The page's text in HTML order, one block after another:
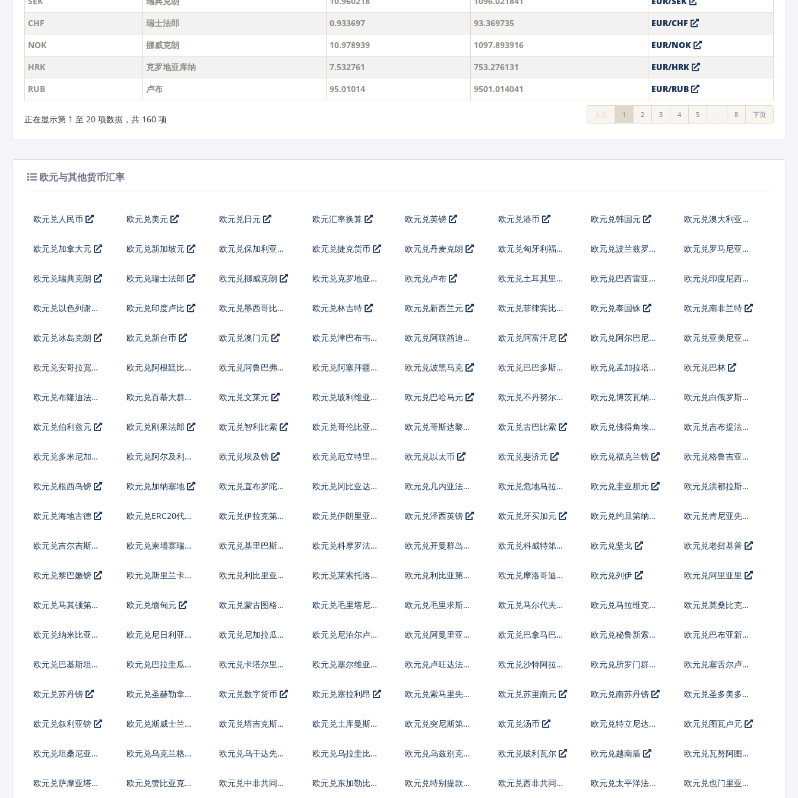
CHF
瑞士法郎 0.933697 93.369735
EUR/CHF
NOK
挪威克朗 10.978939 1097.893916
EUR/NOK
HRK
克罗地亚库纳 7.532761 753.276131
EUR/HRK
RUB
卢布 95.01014 9501.014041 EUR/RUB
正在显示第 1 至 20 项数据，共 160 项 上页 1 2 3 4 5 … 8 下页
欧元与其他货币汇率
欧元兑人民币 欧元兑美元 欧元兑日元 欧元汇率换算 欧元兑英镑 欧元兑港币 欧元兑韩国元 欧元兑澳大利亚元
欧元兑加拿大元 欧元兑新加坡元
欧元兑保加利亚列
欧元兑捷克货币 欧元兑丹麦克朗 欧元兑匈牙利福林 欧元兑波兰兹罗提
欧元兑罗马尼亚新
欧元兑瑞典克朗 欧元兑瑞士法郎 欧元兑挪威克朗
欧元兑克罗地亚库
欧元兑卢布 欧元兑土耳其里拉 欧元兑巴西雷亚尔
欧元兑印度尼西亚
欧元兑以色列谢克
欧元兑印度卢比 欧元兑墨西哥比索 欧元兑林吉特 欧元兑新西兰元 欧元兑菲律宾比索 欧元兑泰国铢 欧元兑南非兰特
欧元兑冰岛克朗 欧元兑新台币 欧元兑澳门元 欧元兑津巴布韦币
欧元兑阿联酋迪拉
欧元兑阿富汗尼
欧元兑阿尔巴尼亚
欧元兑亚美尼亚德
欧元兑安哥拉宽扎 欧元兑阿根廷比索
欧元兑阿鲁巴弗罗
欧元兑阿塞拜疆马
欧元兑波黑马克 欧元兑巴巴多斯元 欧元兑孟加拉塔卡 欧元兑巴林
欧元兑布隆迪法郎
欧元兑百慕大群岛
欧元兑文莱元 欧元兑玻利维亚诺 欧元兑巴哈马元
欧元兑不丹努尔特
欧元兑博茨瓦纳普
欧元兑白俄罗斯卢
欧元兑伯利兹元 欧元兑刚果法郎 欧元兑智利比索
欧元兑哥伦比亚比
欧元兑哥斯达黎加
欧元兑古巴比索
欧元兑佛得角埃斯
欧元兑吉布提法郎
欧元兑多米尼加比
欧元兑阿尔及利亚 欧元兑埃及镑
欧元兑厄立特里亚
欧元兑以太币 欧元兑斐济元 欧元兑福克兰镑
欧元兑格鲁吉亚拉
欧元兑根西岛镑 欧元兑加纳塞地 欧元兑直布罗陀镑
欧元兑冈比亚达拉
欧元兑几内亚法郎
欧元兑危地马拉格
欧元兑圭亚那元
欧元兑洪都拉斯伦
欧元兑海地古德 欧元兑ERC20代币
欧元兑伊拉克第纳
欧元兑伊朗里亚尔 欧元兑泽西英镑 欧元兑牙买加元 欧元兑约旦第纳尔 欧元兑肯尼亚先令
欧元兑吉尔吉斯斯
欧元兑柬埔寨瑞尔 欧元兑基里巴斯元 欧元兑科摩罗法郎 欧元兑开曼群岛元
欧元兑科威特第纳
欧元兑坚戈 欧元兑老挝基普
欧元兑黎巴嫩镑
欧元兑斯里兰卡卢
欧元兑利比里亚元 欧元兑莱索托洛蒂
欧元兑利比亚第纳
欧元兑摩洛哥迪拉
欧元兑列伊 欧元兑阿里亚里
欧元兑马其顿第纳
欧元兑缅甸元
欧元兑蒙古图格里
欧元兑毛里塔尼亚
欧元兑毛里求斯卢
欧元兑马尔代夫拉
欧元兑马拉维克瓦
欧元兑莫桑比克梅
欧元兑纳米比亚元
欧元兑尼日利亚奈
欧元兑尼加拉瓜科
欧元兑尼泊尔卢比 欧元兑阿曼里亚尔
欧元兑巴拿马巴波
欧元兑秘鲁新索尔
欧元兑巴布亚新几
欧元兑巴基斯坦卢
欧元兑巴拉圭瓜拉
欧元兑卡塔尔里亚
欧元兑塞尔维亚第
欧元兑卢旺达法郎 欧元兑沙特阿拉伯
欧元兑所罗门群岛
欧元兑塞舌尔卢比
欧元兑苏丹镑 欧元兑圣赫勒拿镑 欧元兑数字货币 欧元兑塞拉利昂 欧元兑索马里先令 欧元兑苏里南元 欧元兑南苏丹镑
欧元兑圣多美多布
欧元兑叙利亚镑
欧元兑斯威士兰里
欧元兑塔吉克斯坦
欧元兑土库曼斯坦
欧元兑突尼斯第纳
欧元兑汤币
欧元兑特立尼达多
欧元兑图瓦卢元
欧元兑坦桑尼亚先
欧元兑乌克兰格里
欧元兑乌干达先令 欧元兑乌拉圭比索
欧元兑乌兹别克斯
欧元兑玻利瓦尔 欧元兑越南盾
欧元兑瓦努阿图瓦
欧元兑萨摩亚塔拉 欧元兑赞比亚克瓦 欧元兑中非共同体 欧元兑东加勒比元 欧元兑特别提款权 欧元兑西非共同体 欧元兑太平洋法郎 欧元兑也门里亚尔